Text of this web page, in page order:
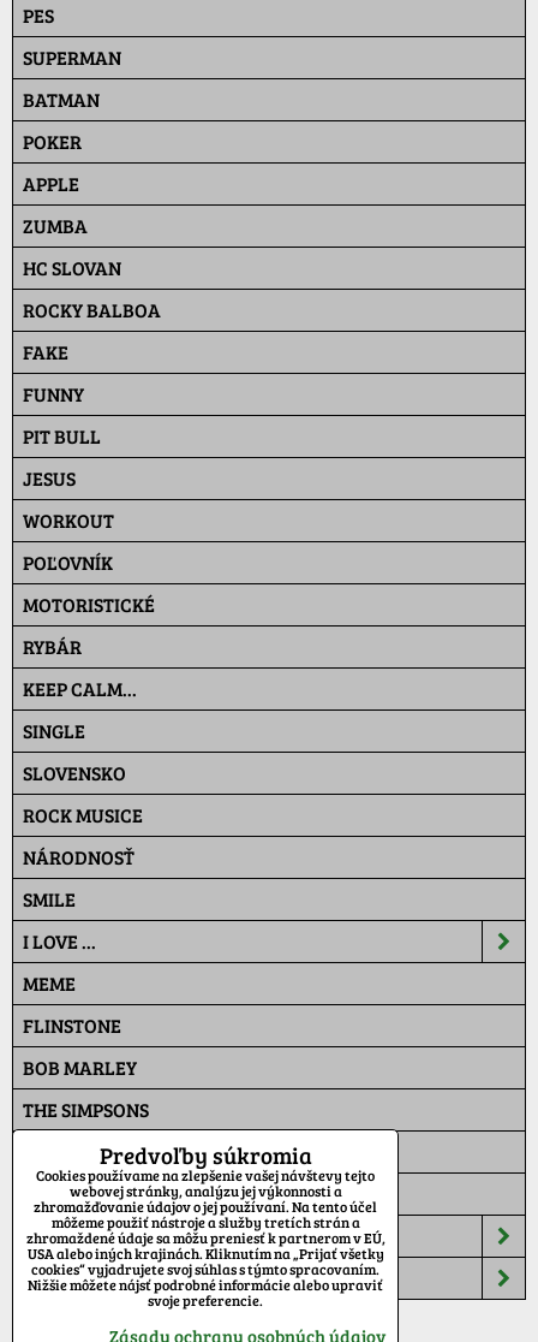
PES
SUPERMAN
BATMAN
POKER
APPLE
ZUMBA
HC SLOVAN
ROCKY BALBOA
FAKE
FUNNY
PIT BULL
JESUS
WORKOUT
POĽOVNÍK
MOTORISTICKÉ
RYBÁR
KEEP CALM...
SINGLE
SLOVENSKO
ROCK MUSICE
NÁRODNOSŤ
SMILE
I LOVE ...
MEME
FLINSTONE
BOB MARLEY
THE SIMPSONS
PAT A MAT
MASKÁČ
ŠILTOVKY
TEPLÁKY
Predvoľby súkromia
Cookies používame na zlepšenie vašej návštevy tejto
webovej stránky, analýzu jej výkonnosti a
zhromažďovanie údajov o jej používaní. Na tento účel
môžeme použiť nástroje a služby tretích strán a
zhromaždené údaje sa môžu preniesť k partnerom v EÚ,
USA alebo iných krajinách. Kliknutím na „Prijať všetky
cookies“ vyjadrujete svoj súhlas s týmto spracovaním.
Nižšie môžete nájsť podrobné informácie alebo upraviť
svoje preferencie.
Zásady ochrany osobných údajov